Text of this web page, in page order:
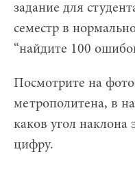
задание для
семестр в
“найдите 100
Посмотрите на
метрополитена, в
каков угол наклона
цифру.